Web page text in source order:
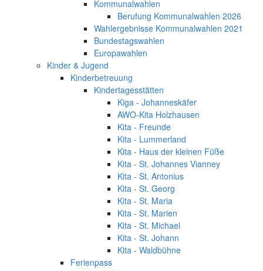
Kommunalwahlen
Berufung Kommunalwahlen 2026
Wahlergebnisse Kommunalwahlen 2021
Bundestagswahlen
Europawahlen
Kinder & Jugend
Kinderbetreuung
Kindertagesstätten
Kiga - Johanneskäfer
AWO-Kita Holzhausen
Kita - Freunde
Kita - Lummerland
Kita - Haus der kleinen Füße
Kita - St. Johannes Vianney
Kita - St. Antonius
Kita - St. Georg
Kita - St. Maria
Kita - St. Marien
Kita - St. Michael
Kita - St. Johann
Kita - Waldbühne
Ferienpass